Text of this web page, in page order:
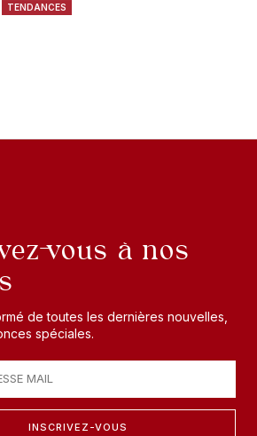
TENDANCES
vous à nos
de toutes les dernières nouvelles,
spéciales.
INSCRIVEZ-VOUS